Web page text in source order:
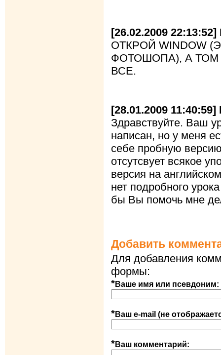
[26.02.2009
ОТКРОЙ WINDОW
ФОТОШОПА), А ТОМ
ВСЕ.
[28.01.2009
Здравствуйте. Ваш
написан, но у меня
себе пробную
отсутсвует всякое
версия на
нет подробного
бы Вы помочь мне
Добавить
Для добавления
формы:
*Ваше имя или псевдоним:
*Ваш e-mail (не
*Ваш комментарий: